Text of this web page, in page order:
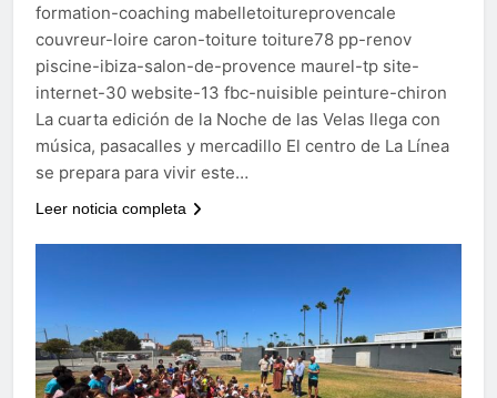
formation-coaching mabelletoitureprovencale
couvreur-loire caron-toiture toiture78 pp-renov
piscine-ibiza-salon-de-provence maurel-tp site-
internet-30 website-13 fbc-nuisible peinture-chiron
La cuarta edición de la Noche de las Velas llega con
música, pasacalles y mercadillo El centro de La Línea
se prepara para vivir este…
Leer noticia completa